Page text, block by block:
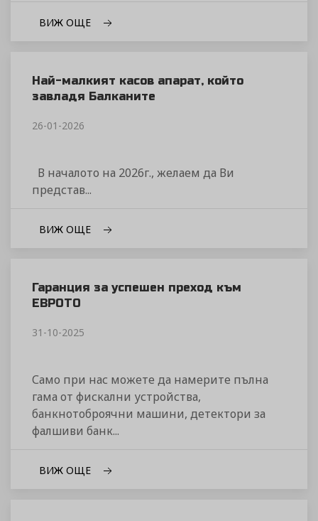
ВИЖ ОЩЕ
Най-малкият касов апарат, който
завладя Балканите
26-01-2026
В началото на 2026г., желаем да Ви
представ...
ВИЖ ОЩЕ
Гаранция за успешен преход към
ЕВРОТО
31-10-2025
Само при нас можете да намерите пълна
гама от фискални устройства,
банкнотоброячни машини, детектори за
фалшиви банк...
ВИЖ ОЩЕ